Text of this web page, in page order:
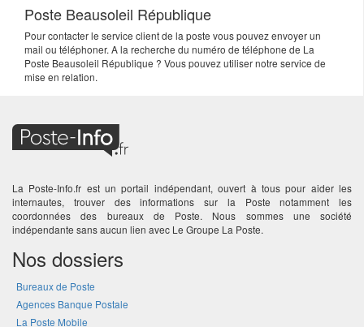
Poste Beausoleil République
Pour contacter le service client de la poste vous pouvez envoyer un
mail ou téléphoner. A la recherche du numéro de téléphone de La
Poste Beausoleil République ? Vous pouvez utiliser notre service de
mise en relation.
La Poste-Info.fr est un portail indépendant, ouvert à tous pour aider les
internautes, trouver des informations sur la Poste notamment les
coordonnées des bureaux de Poste. Nous sommes une société
indépendante sans aucun lien avec Le Groupe La Poste.
Nos dossiers
Bureaux de Poste
Agences Banque Postale
La Poste Mobile